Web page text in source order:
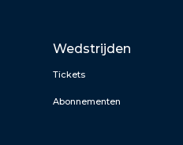
Wedstrijden
Tickets
Abonnementen